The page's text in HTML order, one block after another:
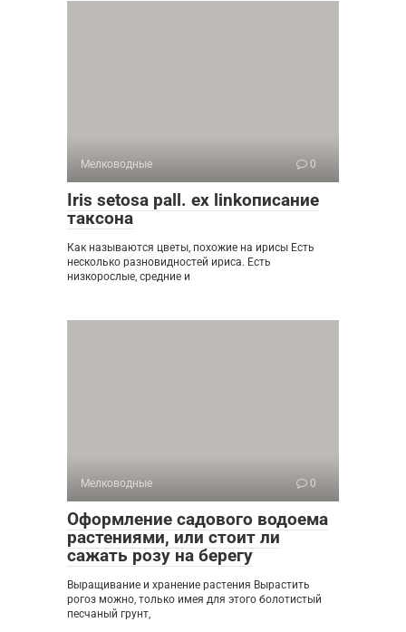
Мелководные 0
Iris setosa pall. ex linkописание
таксона
Как называются цветы, похожие на ирисы Есть
несколько разновидностей ириса. Есть
низкорослые, средние и
Мелководные 0
Оформление садового водоема
растениями, или стоит ли
сажать розу на берегу
Выращивание и хранение растения Вырастить
рогоз можно, только имея для этого болотистый
песчаный грунт,